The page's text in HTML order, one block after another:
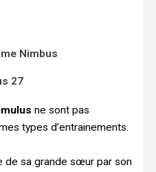
Nimbus
27
ne sont pas
types d’entrainements.
de sa grande sœur par son